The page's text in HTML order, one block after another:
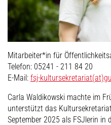
Mitarbeiter*in für
Telefon: 05241 - 211 84 20
E-Mail: fsj-
Carla Waldikowski machte im
unterstützt das
September 2025 als FSJlerin in